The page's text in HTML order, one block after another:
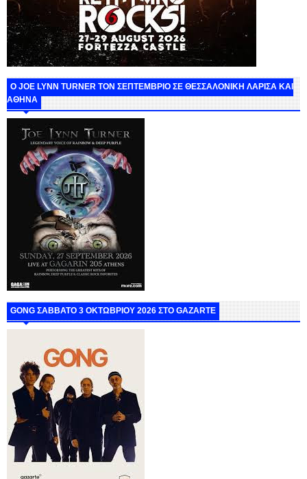
O JOE LYNN TURNER ΤΟΝ ΣΕΠΤΕΜΒΡΙΟ ΣΕ ΘΕΣΣΑΛΟΝΙΚΗ ΛΑΡΙΣΑ ΚΑΙ
ΑΘΗΝΑ
GONG ΣΑΒΒΑΤΟ 3 ΟΚΤΩΒΡΙΟΥ 2026 ΣΤΟ GAZARTE